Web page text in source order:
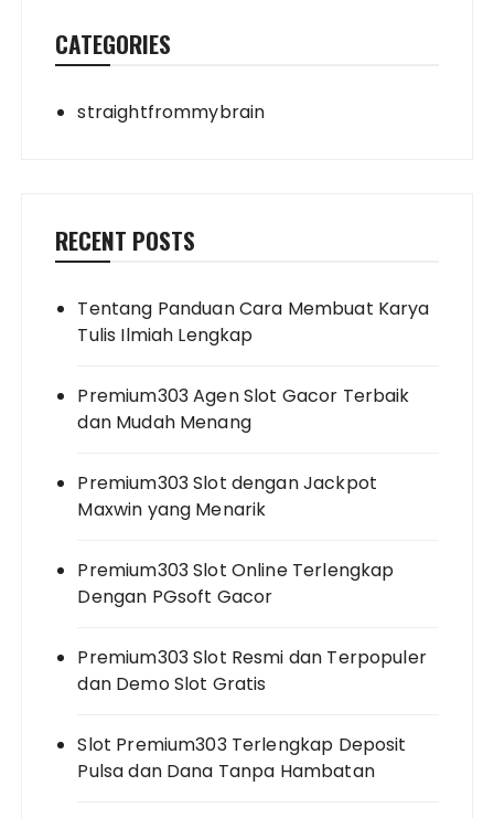
CATEGORIES
straightfrommybrain
RECENT POSTS
Tentang Panduan Cara Membuat Karya
Tulis Ilmiah Lengkap
Premium303 Agen Slot Gacor Terbaik
dan Mudah Menang
Premium303 Slot dengan Jackpot
Maxwin yang Menarik
Premium303 Slot Online Terlengkap
Dengan PGsoft Gacor
Premium303 Slot Resmi dan Terpopuler
dan Demo Slot Gratis
Slot Premium303 Terlengkap Deposit
Pulsa dan Dana Tanpa Hambatan